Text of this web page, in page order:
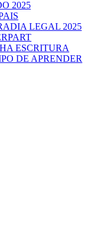
2025
LEGAL 2025
ESCRITURA
DE APRENDER